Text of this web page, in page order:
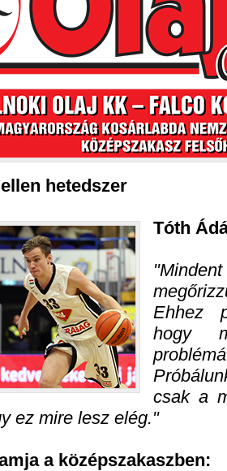
hetedszer
Tóth
Ehhez
hogy
csak a
ez mire lesz elég.
a középszakaszben: